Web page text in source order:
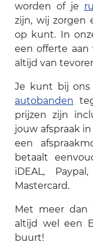
worden of je
zijn, wij zorgen
op kunt. In
een offerte
altijd van
Je kunt bij ons
autobanden
prijzen zijn
jouw afspraak
een
betaalt
iDEAL,
Mastercard.
Met meer dan
altijd wel een
buurt!